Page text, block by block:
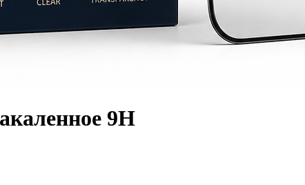
9H